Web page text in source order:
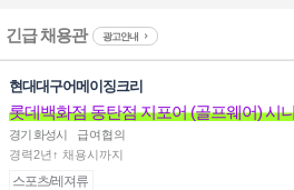
긴급 채용관 광고안내
현대대구어메이징크리
롯데백화점 동탄점 지포어 (골프웨어) 시
경기 화성시
급여협의
경력2년↑ 채용시까지
스포츠/레져류